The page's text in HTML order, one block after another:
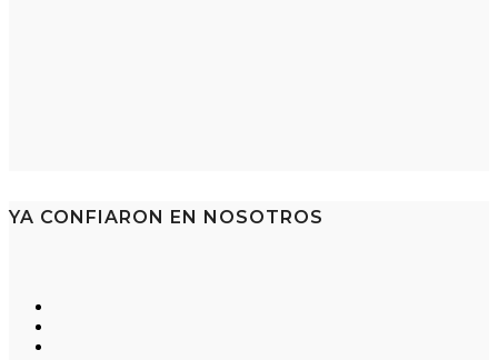
YA CONFIARON EN NOSOTROS